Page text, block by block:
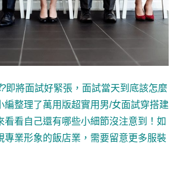
?即將面試好緊張，面試當天到底該怎麼
編整理了萬用版超實用男/女面試穿搭建
看看自己還有哪些小細節沒注意到！如
專業形象的飯店業，需要留意更多服裝